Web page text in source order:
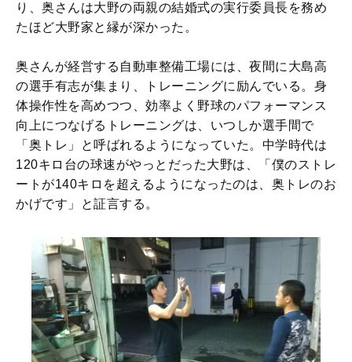
り、奥さんは大野の両親の結婚式の実行委員長を務め
たほど大野家と縁が深かった。
奥さんが経営する自動車整備工場には、夜間に大島高
の選手有志が集まり、トレーニングに励んでいる。身
体操作性を高めつつ、効率よく野球のパフォーマンス
向上につなげるトレーニングは、いつしか選手間で
「奥トレ」と呼ばれるようになっていた。中学時代は
120キロ台の球速がやっとだった大野は、「僕のストレ
ートが140キロを超えるようになったのは、奥トレのお
かげです」と証言する。